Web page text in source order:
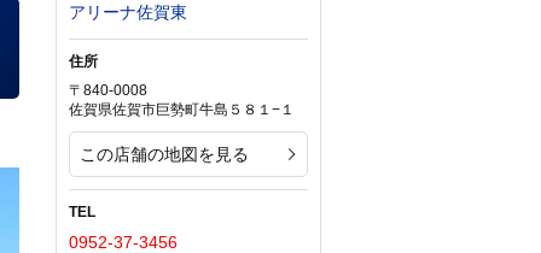
アリーナ佐賀東
住所
〒840-0008
佐賀県佐賀市巨勢町牛島５８１−１
この店舗の地図を見る
TEL
0952-37-3456